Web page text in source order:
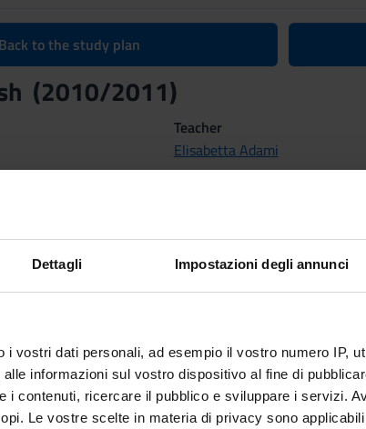
Dettagli Impostazioni degli annunci
i vostri dati personali, ad esempio il vostro numero IP,
informazioni sul vostro dispositivo al fine di
i contenuti, ricercare il pubblico e sviluppare i servizi.
Le vostre scelte in materia di privacy sono
Back to the study plan
(2010/2011)
Teacher
Elisabetta Adami
- ENGLISH
LEZIONI 1^ ANNO 2^ SEMESTRE